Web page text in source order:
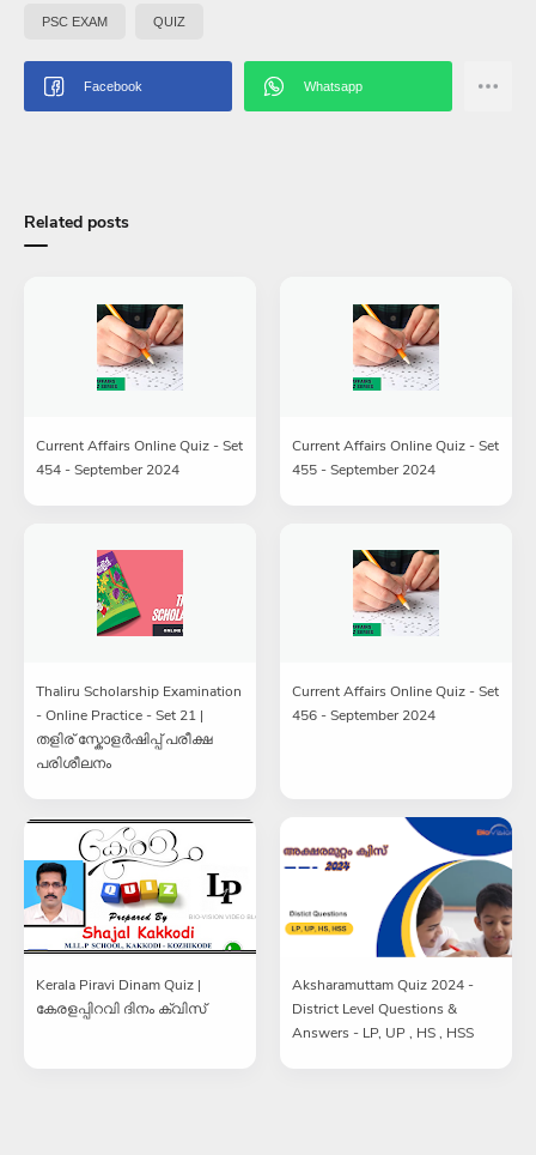
PSC EXAM QUIZ
Related posts
Current Affairs Online Quiz - Set
454 - September 2024
Current Affairs Online Quiz - Set
455 - September 2024
Thaliru Scholarship Examination
- Online Practice - Set 21 |
തളിര് സ്കോളർഷിപ്പ് പരീക്ഷ
പരിശീലനം
Current Affairs Online Quiz - Set
456 - September 2024
Kerala Piravi Dinam Quiz |
കേരളപ്പിറവി ദിനം ക്വിസ്
Aksharamuttam Quiz 2024 -
District Level Questions &
Answers - LP, UP , HS , HSS